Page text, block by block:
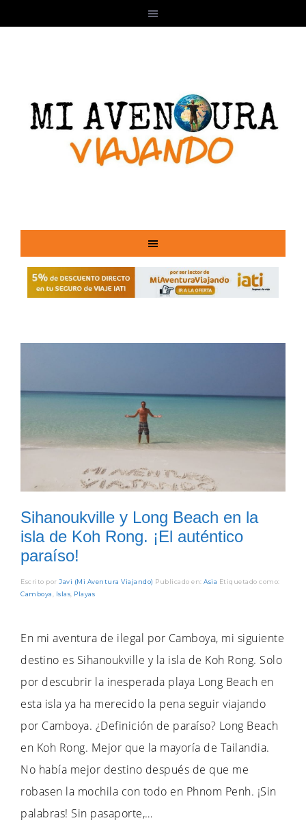
Sihanoukville y Long Beach en la
isla de Koh Rong. ¡El auténtico
paraíso!
Escrito por Javi (Mi Aventura Viajando) Publicado en: Asia Etiquetado como:
Camboya, Islas, Playas
En mi aventura de ilegal por Camboya, mi siguiente
destino es Sihanoukville y la isla de Koh Rong. Solo
por descubrir la inesperada playa Long Beach en
esta isla ya ha merecido la pena seguir viajando
por Camboya. ¿Definición de paraíso? Long Beach
en Koh Rong. Mejor que la mayoría de Tailandia.
No había mejor destino después de que me
robasen la mochila con todo en Phnom Penh. ¡Sin
palabras! Sin pasaporte,…